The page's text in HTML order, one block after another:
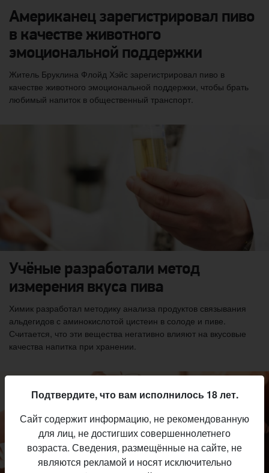
Американец зарегистрировал пиво
в качестве животного
эмоциональной поддержки
Житель Бруклина Флойд Хэйс зарегистрировал пиво в
качестве животного эмоциональной поддержки, чтобы брать
любимый напиток в общественный транспорт.
Учёные разработали метод
измерения вкуса пива
Химик разработал методику анализа продуктов связывания
альдегидов с аминокислотой цистеин в солоде и пиве.
Считается, что эти вещества негативно влияют на вкусовые
качества напитка при хранении.
Подтвердите, что вам исполнилось 18 лет.
Сайт содержит информацию, не рекомендованную
для лиц, не достигших совершеннолетнего
возраста. Сведения, размещённые на сайте, не
являются рекламой и носят исключительно